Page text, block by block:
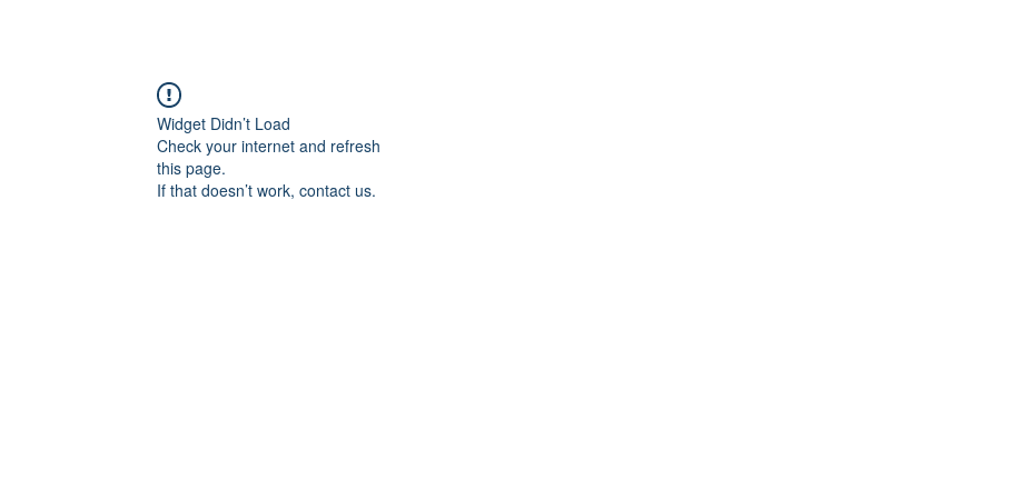
Widget Didn’t Load
Check your internet and refresh
this page.
If that doesn’t work, contact us.